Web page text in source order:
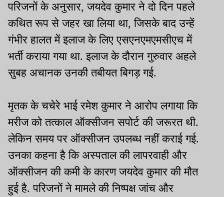
परिजनों के अनुसार, जयदेव कुमार ने दो दिन पहले
कथित रूप से जहर खा लिया था, जिसके बाद उन्हें
गंभीर हालत में इलाज के लिए एसएनएमएमसीएच में
भर्ती कराया गया था. इलाज के दौरान गुरुवार अहले
सुबह अचानक उनकी तबीयत बिगड़ गई.
मृतक के चचेरे भाई रमेश कुमार ने आरोप लगाया कि
मरीज को तत्काल ऑक्सीजन सपोर्ट की जरूरत थी.
लेकिन समय पर ऑक्सीजन उपलब्ध नहीं कराई गई.
उनका कहना है कि अस्पताल की लापरवाही और
ऑक्सीजन की कमी के कारण जयदेव कुमार की मौत
हुई है. परिजनों ने मामले की निष्पक्ष जांच और